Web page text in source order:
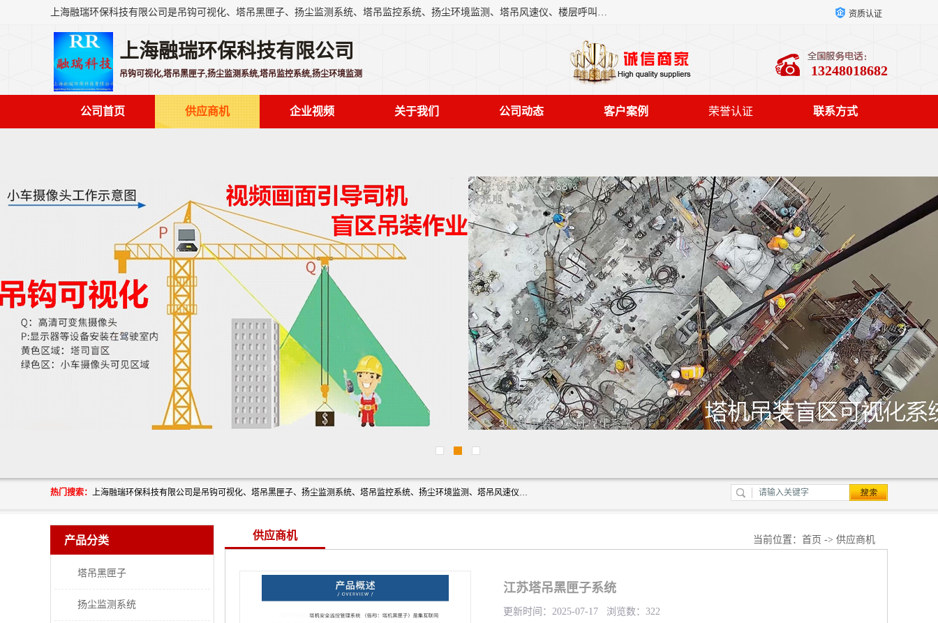
上海融瑞环保科技有限公司是吊钩可视化、塔吊黑匣子、扬尘监测系统、塔吊监控系统、扬尘环境监测、塔吊风速仪、楼层呼叫器、主令控制器、人脸识别、风速仪等一系列环保设备的研发生产销售为一体的专业化公司。 资质认证
上海融瑞环保科技有限公司
吊钩可视化,塔吊黑匣子,扬尘监测系统,塔吊监控系统,扬尘环境监测 13248018682
公司首页 供应商机 企业视频 关于我们 公司动态 客户案例 荣誉认证 联系方式
热门搜索： 上海融瑞环保科技有限公司是吊钩可视化、塔吊黑匣子、扬尘监测系统、塔吊监控系统、扬尘环境监测、塔吊风速仪、楼层呼叫器、主令控制器、人脸识别、风速仪等一系列环保设备的研发生产销售为一体的专业化公司。
产品分类
塔吊黑匣子
扬尘监测系统
供应商机 当前位置： 首页 -> 供应商机
江苏塔吊黑匣子系统
更新时间：2025-07-17 浏览数：322